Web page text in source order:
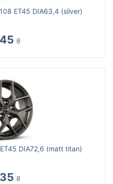
ET45 DIA63,4 (silver)
₴
DIA72,6 (matt titan)
₴